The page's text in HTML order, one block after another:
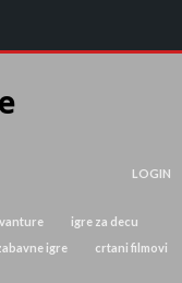
LOGIN
igre za decu
igre
crtani filmovi